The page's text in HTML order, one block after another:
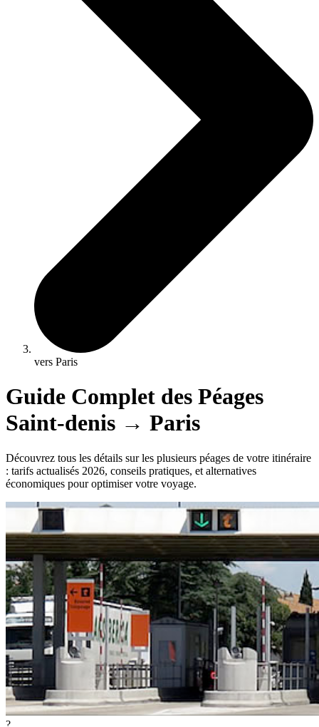
vers Paris
Guide Complet des Péages
Saint-denis → Paris
Découvrez tous les détails sur les plusieurs péages de votre itinéraire
: tarifs actualisés 2026, conseils pratiques, et alternatives
économiques pour optimiser votre voyage.
?